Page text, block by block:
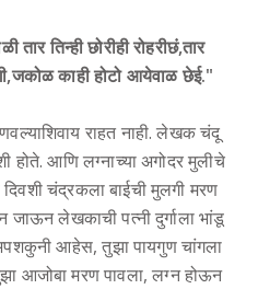
तिन्ही छोरीही रोहरीछं,तार
काही होटो आयेवाळ छेई."
राहत नाही. लेखक चंदू
होते. आणि लग्नाच्या अगोदर मुलीचे
चंद्रकला बाईची मुलगी मरण
लेखकाची पत्नी दुर्गाला भांडू
आहेस, तुझा पायगुण चांगला
आजोबा मरण पावला, लग्न होऊन